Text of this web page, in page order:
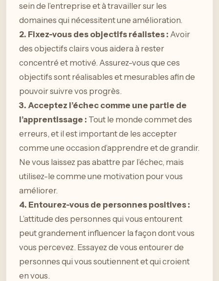
sein de l’entreprise et à travailler sur les
domaines qui nécessitent une amélioration.
2. Fixez-vous des objectifs réalistes : Avoir
des objectifs clairs vous aidera à rester
concentré et motivé. Assurez-vous que ces
objectifs sont réalisables et mesurables afin de
pouvoir suivre vos progrès.
3. Acceptez l’échec comme une partie de
l’apprentissage : Tout le monde commet des
erreurs, et il est important de les accepter
comme une occasion d’apprendre et de grandir.
Ne vous laissez pas abattre par l’échec, mais
utilisez-le comme une motivation pour vous
améliorer.
4. Entourez-vous de personnes positives :
L’attitude des personnes qui vous entourent
peut grandement influencer la façon dont vous
vous percevez. Essayez de vous entourer de
personnes qui vous soutiennent et qui croient
en vous.